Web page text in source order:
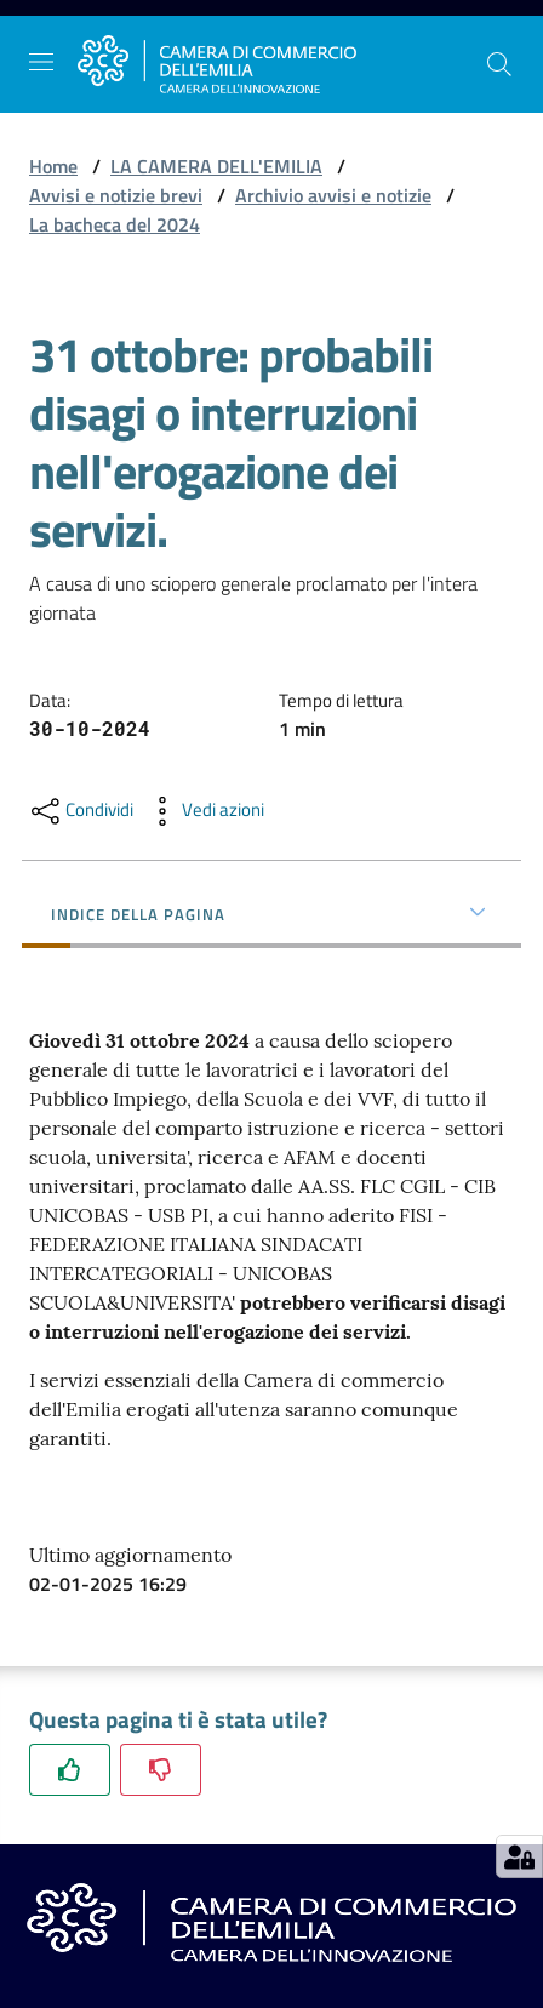
Vai al contenuto
Vai alla navigazione
Vai al footer
Gestire
l'impresa
Promuovere
l'impresa
e
il
Tutelare
e
Consumatore
L'impresa
Prenotazioni
on line
Pagamenti
on line
Accedi
Seguici
su
Home / LA CAMERA DELL'EMILIA /
Avvisi e notizie brevi / Archivio avvisi e notizie /
La bacheca del 2024
Salta al contenuto
31 ottobre: probabili
disagi o interruzioni
nell'erogazione dei
servizi.
A causa di uno sciopero generale proclamato per l'intera
giornata
Data:
30-10-2024
Tempo di lettura
1 min
Condividi Vedi azioni
INDICE DELLA PAGINA
Giovedì 31 ottobre 2024 a causa dello sciopero
generale di tutte le lavoratrici e i lavoratori del
Pubblico Impiego, della Scuola e dei VVF, di tutto il
personale del comparto istruzione e ricerca - settori
scuola, universita', ricerca e AFAM e docenti
universitari, proclamato dalle AA.SS. FLC CGIL - CIB
UNICOBAS - USB PI, a cui hanno aderito FISI -
FEDERAZIONE ITALIANA SINDACATI
INTERCATEGORIALI - UNICOBAS
SCUOLA&UNIVERSITA' potrebbero verificarsi disagi
o interruzioni nell'erogazione dei servizi.
I servizi essenziali della Camera di commercio
dell'Emilia erogati all'utenza saranno comunque
garantiti.
Ultimo aggiornamento
02-01-2025 16:29
Questa pagina ti è stata utile?